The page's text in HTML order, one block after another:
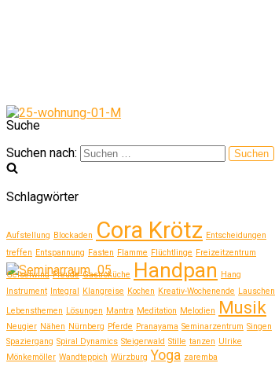
Suche
Suchen nach:
Schlagwörter
Aufstellung Blockaden Cora Krötz Entscheidungen
treffen Entspannung Fasten Flamme Flüchtlinge Freizeitzentrum
Geiselwind Freude Gastroküche Handpan Hang
Instrument Integral Klangreise Kochen Kreativ-Wochenende Lauschen
Lebensthemen Lösungen Mantra Meditation Melodien Musik
Neugier Nähen Nürnberg Pferde Pranayama Seminarzentrum Singen
Spaziergang Spiral Dynamics Steigerwald Stille tanzen Ulrike
Mönkemöller Wandteppich Würzburg Yoga zaremba